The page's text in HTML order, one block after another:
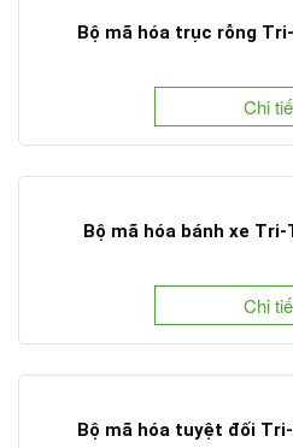
Bộ mã hóa trục rỗng
Chi
Bộ mã hóa bánh xe
Chi
Bộ mã hóa tuyệt đối